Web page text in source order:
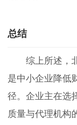
总结
综上所述，
是中小企业降低
径。企业主在选
质量与代理机构